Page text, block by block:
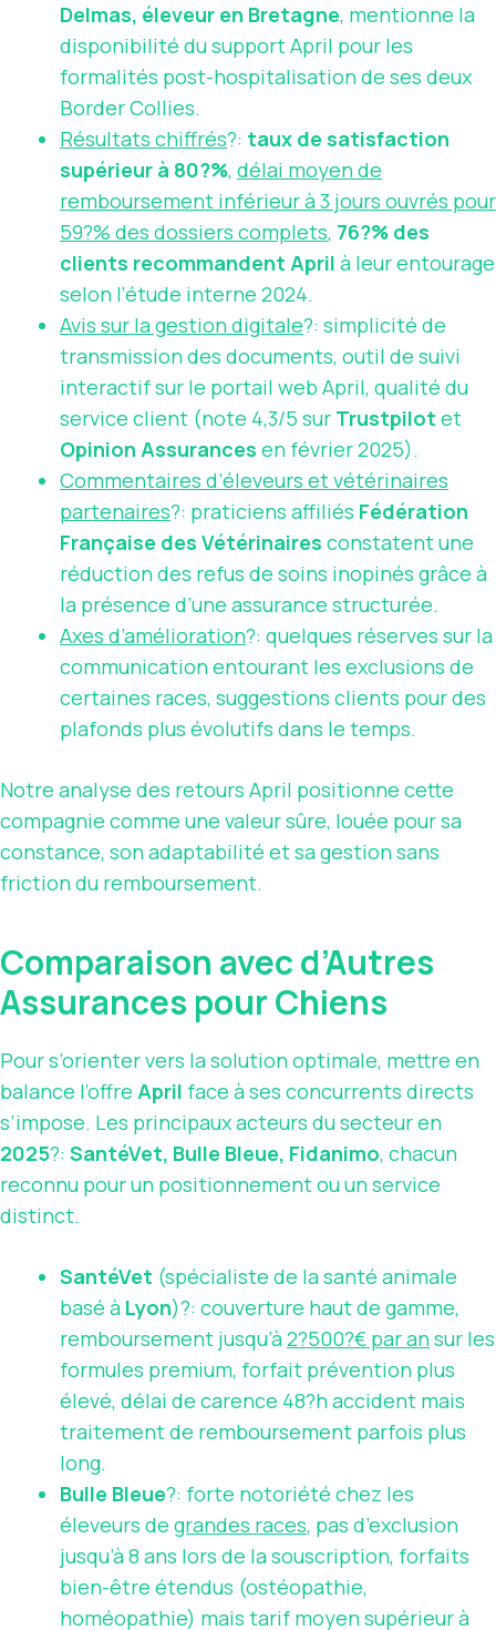
Delmas, éleveur en Bretagne, mentionne la
disponibilité du support April pour les
formalités post-hospitalisation de ses deux
Border Collies.
Résultats chiffrés?: taux de satisfaction
supérieur à 80?%, délai moyen de
remboursement inférieur à 3 jours ouvrés pour
59?% des dossiers complets, 76?% des
clients recommandent April à leur entourage
selon l’étude interne 2024.
Avis sur la gestion digitale?: simplicité de
transmission des documents, outil de suivi
interactif sur le portail web April, qualité du
service client (note 4,3/5 sur Trustpilot et
Opinion Assurances en février 2025).
Commentaires d’éleveurs et vétérinaires
partenaires?: praticiens affiliés Fédération
Française des Vétérinaires constatent une
réduction des refus de soins inopinés grâce à
la présence d’une assurance structurée.
Axes d’amélioration?: quelques réserves sur la
communication entourant les exclusions de
certaines races, suggestions clients pour des
plafonds plus évolutifs dans le temps.
Notre analyse des retours April positionne cette
compagnie comme une valeur sûre, louée pour sa
constance, son adaptabilité et sa gestion sans
friction du remboursement.
Comparaison avec d’Autres
Assurances pour Chiens
Pour s’orienter vers la solution optimale, mettre en
balance l’offre April face à ses concurrents directs
s’impose. Les principaux acteurs du secteur en
2025?: SantéVet, Bulle Bleue, Fidanimo, chacun
reconnu pour un positionnement ou un service
distinct.
SantéVet (spécialiste de la santé animale
basé à Lyon)?: couverture haut de gamme,
remboursement jusqu’à2?500?€ par ansur les
formules premium, forfait prévention plus
élevé, délai de carence 48?h accident mais
traitement de remboursement parfois plus
long.
Bulle Bleue?: forte notoriété chez les
éleveurs de grandes races, pas d’exclusion
jusqu’à 8 ans lors de la souscription, forfaits
bien-être étendus (ostéopathie,
homéopathie) mais tarif moyen supérieur à